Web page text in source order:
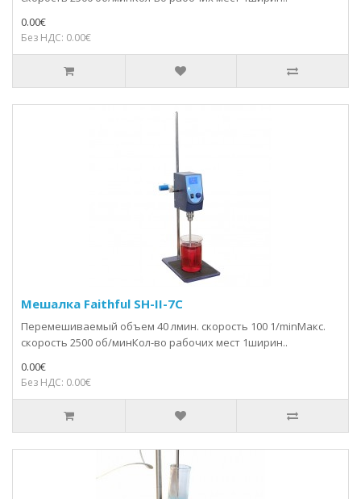
0.00€
Без НДС: 0.00€
Мешалка Faithful SH-II-7C
Перемешиваемый объем 40 лмин. скорость 100 1/minМакс.
скорость 2500 об/минКол-во рабочих мест 1ширин..
0.00€
Без НДС: 0.00€